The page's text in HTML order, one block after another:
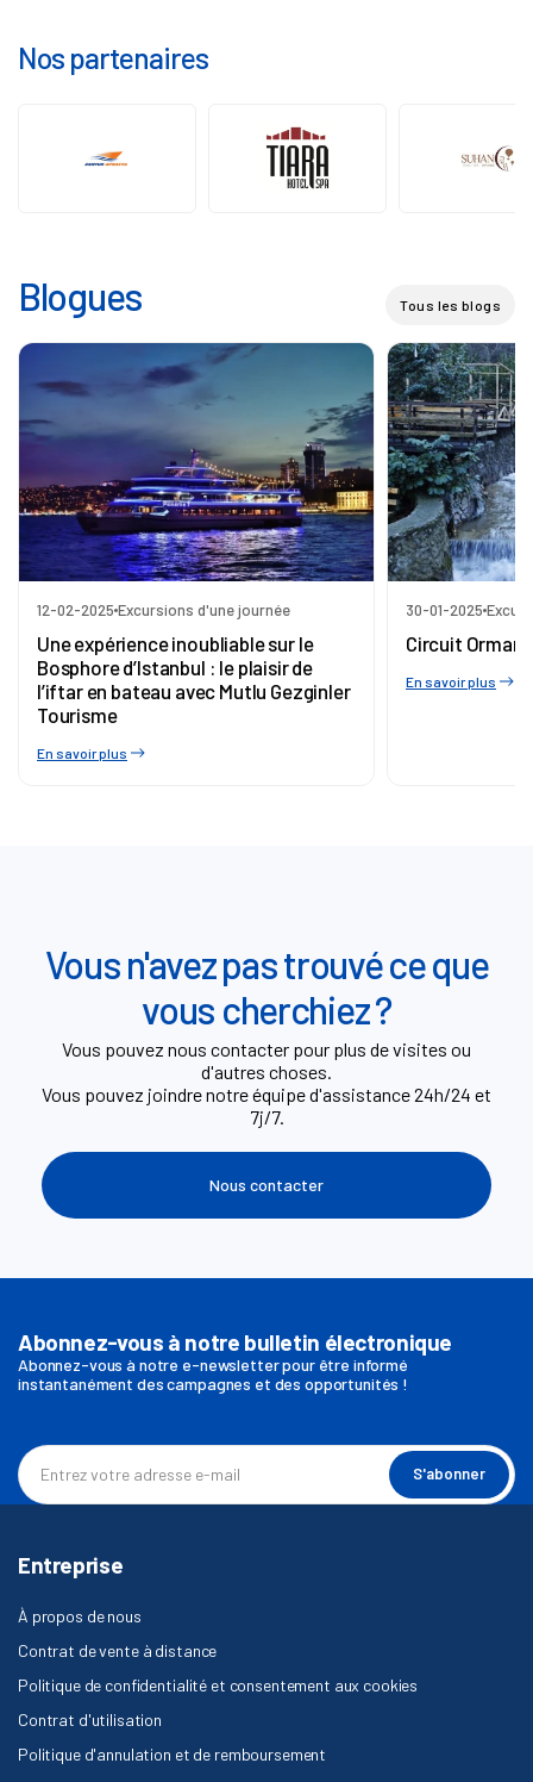
Nos partenaires
Blogues Tous les blogs
12-02-2025 Excursions d'une journée
Une expérience inoubliable sur le
Bosphore d’Istanbul : le plaisir de
l’iftar en bateau avec Mutlu Gezginler
Tourisme
En savoir plus
30-01-2025
Circuit
En savoir plus
Vous n'avez pas trouvé ce que
vous cherchiez ?
Vous pouvez nous contacter pour plus de visites ou
d'autres choses.
Vous pouvez joindre notre équipe d'assistance 24h/24 et
7j/7.
Nous contacter
Abonnez-vous à notre bulletin électronique
Abonnez-vous à notre e-newsletter pour être informé
instantanément des campagnes et des opportunités !
S'abonner
Entreprise
À propos de nous
Contrat de vente à distance
Politique de confidentialité et consentement aux cookies
Contrat d'utilisation
Politique d'annulation et de remboursement